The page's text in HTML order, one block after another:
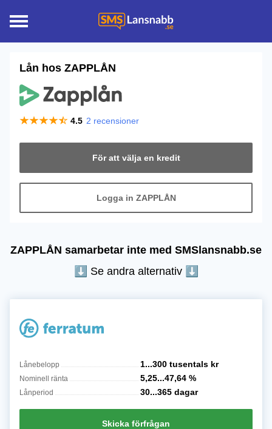
Lån hos ZAPPLÅN
4.5 2 recensioner
För att välja en kredit
Logga in ZAPPLÅN
ZAPPLÅN samarbetar inte med SMSlansnabb.se
⬇︎ Se andra alternativ ⬇
Lånebelopp 1...300 tusentals kr
Nominell ränta 5,25...47,64 %
Lånperiod 30...365 dagar
Skicka förfrågan